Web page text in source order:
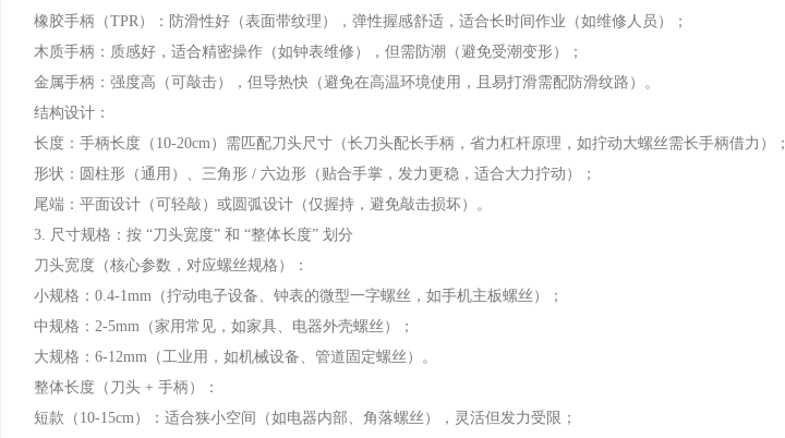
橡胶手柄（TPR）：防滑性好（表面带纹理），弹性握感舒适，适合长时间作业（如维修人员）；
木质手柄：质感好，适合精密操作（如钟表维修），但需防潮（避免受潮变形）；
金属手柄：强度高（可敲击），但导热快（避免在高温环境使用，且易打滑需配防滑纹路）。
结构设计：
长度：手柄长度（10-20cm）需匹配刀头尺寸（长刀头配长手柄，省力杠杆原理，如拧动大螺丝需长手柄借力）；
形状：圆柱形（通用）、三角形 / 六边形（贴合手掌，发力更稳，适合大力拧动）；
尾端：平面设计（可轻敲）或圆弧设计（仅握持，避免敲击损坏）。
3. 尺寸规格：按 “刀头宽度” 和 “整体长度” 划分
刀头宽度（核心参数，对应螺丝规格）：
小规格：0.4-1mm（拧动电子设备、钟表的微型一字螺丝，如手机主板螺丝）；
中规格：2-5mm（家用常见，如家具、电器外壳螺丝）；
大规格：6-12mm（工业用，如机械设备、管道固定螺丝）。
整体长度（刀头 + 手柄）：
短款（10-15cm）：适合狭小空间（如电器内部、角落螺丝），灵活但发力受限；